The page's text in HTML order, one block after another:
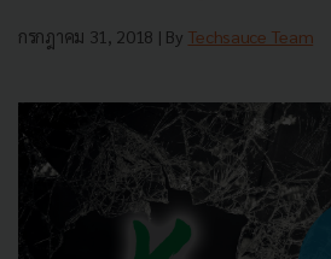
กรกฎาคม 31, 2018 | By Techsauce Team